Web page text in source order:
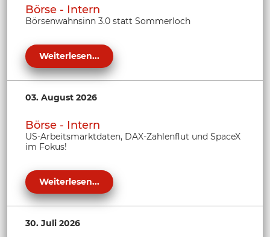
Börse - Intern
Börsenwahnsinn 3.0 statt Sommerloch
Weiterlesen...
03. August 2026
Börse - Intern
US-Arbeitsmarktdaten, DAX-Zahlenflut und SpaceX
im Fokus!
Weiterlesen...
30. Juli 2026